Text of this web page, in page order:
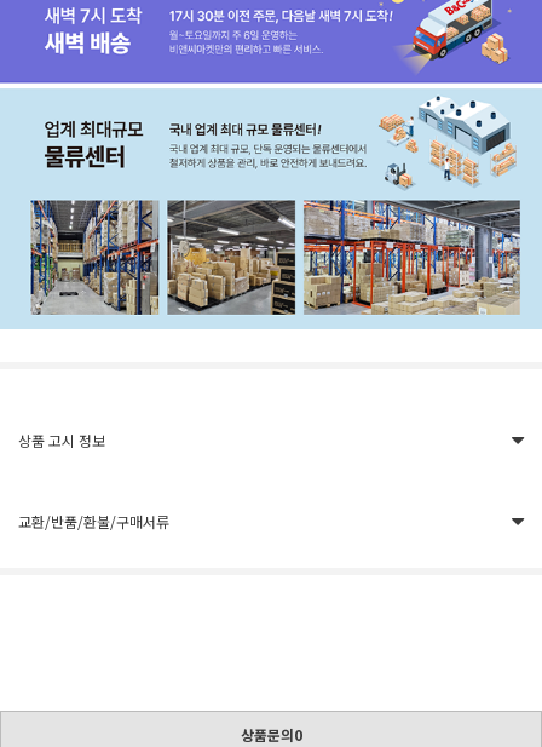
상품 고시 정보
교환/반품/환불/구매서류
상품문의0